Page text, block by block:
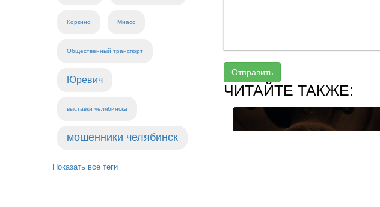
Коркино Миасс
Общественный транспорт
Юревич
выставки челябинска
мошенники челябинск
Показать все теги
Отправить
ЧИТАЙТЕ ТАКЖЕ: